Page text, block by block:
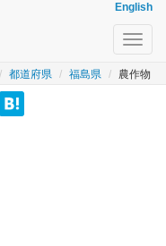
English
都道府県 福島県 農作物